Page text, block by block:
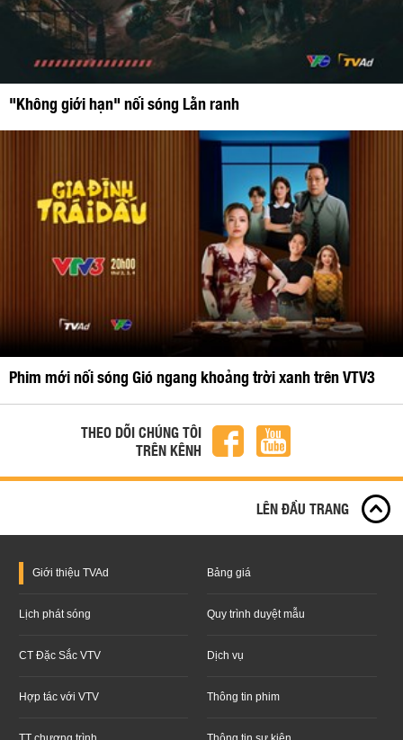
"Không giới hạn" nối sóng Lằn ranh
Phim mới nối sóng Gió ngang khoảng trời xanh trên VTV3
THEO DÕI CHÚNG TÔI
TRÊN KÊNH
LÊN ĐẦU TRANG
Giới thiệu TVAd Bảng giá
Lịch phát sóng Quy trình duyệt mẫu
CT Đặc Sắc VTV Dịch vụ
Hợp tác với VTV Thông tin phim